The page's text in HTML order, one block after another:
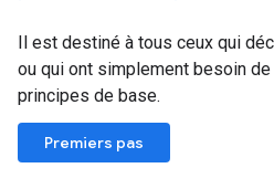
Il est destiné à tous ceux qui
ou qui ont simplement besoin
principes de base.
Premiers pas